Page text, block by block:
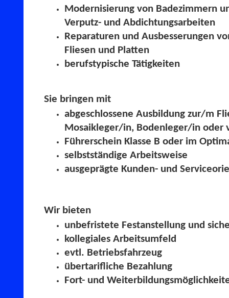
Modernisierung von Badezimmern
Verputz- und Abdichtungsarbeiten
Reparaturen und Ausbesserungen
Fliesen und Platten
berufstypische Tätigkeiten
Sie bringen mit
abgeschlossene Ausbildung zur/m
Mosaikleger/in, Bodenleger/in oder
Führerschein Klasse B oder im
selbstständige Arbeitsweise
ausgeprägte Kunden- und
Wir bieten
unbefristete Festanstellung und
kollegiales Arbeitsumfeld
evtl. Betriebsfahrzeug
übertarifliche Bezahlung
Fort- und